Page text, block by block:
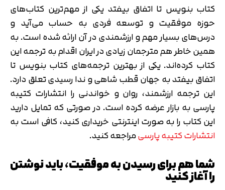
کتاب بنویس تا اتفاق بیفتد یکی از مهم‌ترین کتاب‌های
حوزه موفقیت و توسعه فردی به حساب می‌آید و
درس‌های بسیار مهم و ارزشمندی در آن ارائه شده است. به
همین خاطر هم مترجمان زیادی در ایران اقدام به ترجمه این
کتاب کرده‌اند. یکی از بهترین ترجمه‌های کتاب بنویس تا
اتفاق بیفتد به جهان قطب شاهی و ندا رسیدی تعلق دارد.
این ترجمه ارزشمند، روان و خواندنی را انتشارات کتیبه
پارسی به بازار عرضه کرده است. در صورتی که تمایل دارید
این کتاب را به صورت اینترنتی خریداری کنید، کافی است به
انتشارات کتیبه پارسیمراجعه کنید.
شما هم برای رسیدن به موفقیت، باید نوشتن
را آغاز کنید